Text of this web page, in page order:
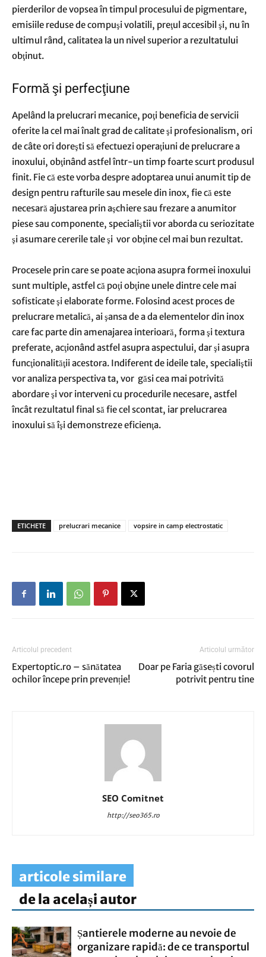
pierderilor de vopsea în timpul procesului de pigmentare,
emisiile reduse de compuşi volatili, preţul accesibil şi, nu în
ultimul rând, calitatea la un nivel superior a rezultatului
obţinut.
Formă şi perfecţiune
Apelând la prelucrari mecanice, poţi beneficia de servicii
oferite la cel mai înalt grad de calitate şi profesionalism, ori
de câte ori doreşti să efectuezi operaţiuni de prelucrare a
inoxului, obţinând astfel într-un timp foarte scurt produsul
finit. Fie că este vorba despre adoptarea unui anumit tip de
design pentru rafturile sau mesele din inox, fie că este
necesară ajustarea prin aşchiere sau frezare a anumitor
piese sau componente, specialiştii vor aborda cu seriozitate
şi asumare cererile tale şi vor obţine cel mai bun rezultat.
Procesele prin care se poate acţiona asupra formei inoxului
sunt multiple, astfel că poţi obţine unele dintre cele mai
sofisticate şi elaborate forme. Folosind acest proces de
prelucrare metalică, ai şansa de a da elementelor din inox
care fac parte din amenajarea interioară, forma şi textura
preferate, acţionând astfel asupra aspectului, dar şi asupra
funcţionalităţii acestora. Indiferent de ideile tale, specialiştii
vor analiza perspectiva ta, vor găsi cea mai potrivită
abordare şi vor interveni cu procedurile necesare, astfel
încât rezultatul final să fie cel scontat, iar prelucrarea
inoxului să îşi demonstreze eficienţa.
ETICHETE prelucrari mecanice vopsire in camp electrostatic
Articolul precedent
Expertoptic.ro – sănătatea
ochilor începe prin prevenție!
Articolul următor
Doar pe Faria găsești covorul
potrivit pentru tine
SEO Comitnet
http://seo365.ro
articole similare
de la același autor
Șantierele moderne au nevoie de
organizare rapidă: de ce transportul